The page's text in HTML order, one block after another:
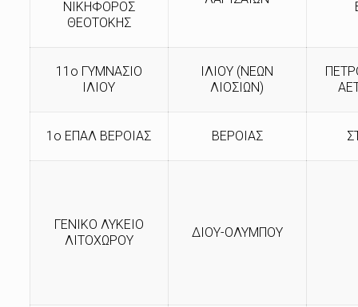
ΝΙΚΗΦΟΡΟΣ
ΘΕΟΤΟΚΗΣ
11ο ΓΥΜΝΑΣΙΟ
ΙΛΙΟΥ
ΙΛΙΟΥ (ΝΕΩΝ
ΛΙΟΣΙΩΝ)
1ο ΕΠΑΛ ΒΕΡΟΙΑΣ ΒΕΡΟΙΑΣ
ΓΕΝΙΚΟ ΛΥΚΕΙΟ
ΛΙΤΟΧΩΡΟΥ
ΔΙΟΥ-ΟΛΥΜΠΟΥ